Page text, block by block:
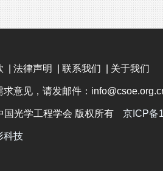
法律声明 联系我们 关于我们
求意见，请发邮件：
光学工程学会 版权所有 京ICP备
科技